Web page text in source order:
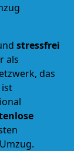
stressfrei
als
das
ist